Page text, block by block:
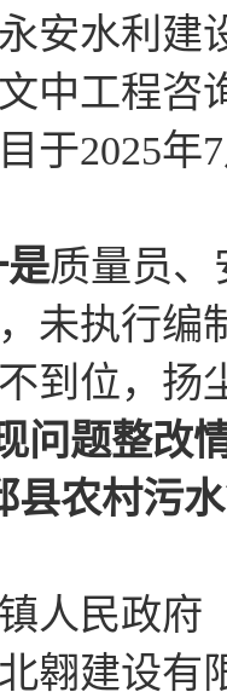
安水利建
中工程咨
于2025年7
是质量员、
未执行编
到位，扬
问题整改
县农村污
人民政府
翱建设有